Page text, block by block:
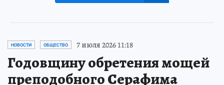
НОВОСТИ ОБЩЕСТВО 7 июля 2026 11:18
Годовщину обретения мощей
преподобного Серафима